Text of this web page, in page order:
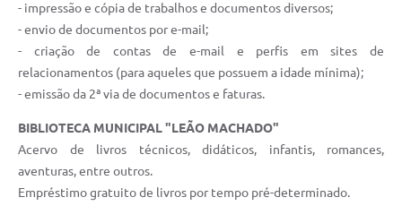
- impressão e cópia de trabalhos e documentos diversos;
- envio de documentos por e-mail;
- criação de contas de e-mail e perfis em sites de
relacionamentos (para aqueles que possuem a idade mínima);
- emissão da 2ª via de documentos e faturas.
BIBLIOTECA MUNICIPAL "LEÃO MACHADO"
Acervo de
livros técnicos, didáticos, infantis, romances,
aventuras, entre outros.
Empréstimo gratuito de livros por tempo pré-determinado.